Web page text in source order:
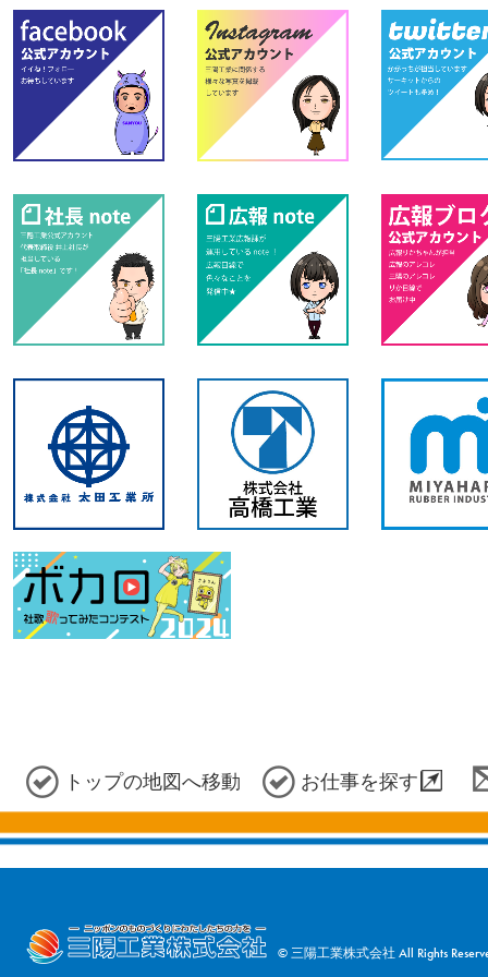
トップの地図へ移動 お仕事を探す
© 三陽工業株式会社 All Rights